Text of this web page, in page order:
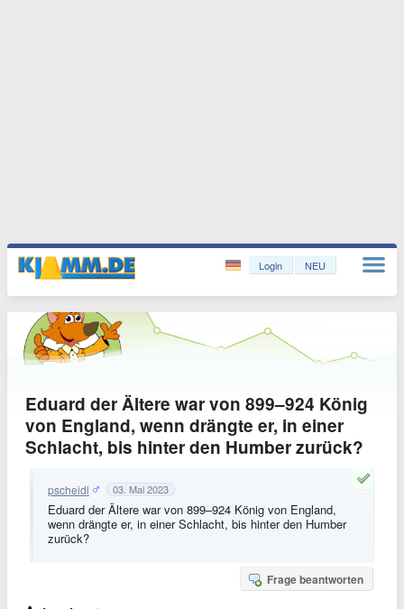
Login NEU
Eduard der Ältere war von 899–924 König
von England, wenn drängte er, in einer
Schlacht, bis hinter den Humber zurück?
pscheidl 03. Mai 2023
Eduard der Ältere war von 899–924 König von England,
wenn drängte er, in einer Schlacht, bis hinter den Humber
zurück?
Frage beantworten